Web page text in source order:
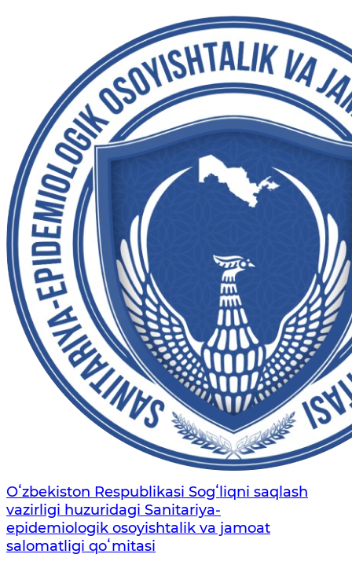
Oʻzbekiston Respublikasi Sogʻliqni saqlash
vazirligi huzuridagi Sanitariya-
epidemiologik osoyishtalik va jamoat
salomatligi qoʻmitasi